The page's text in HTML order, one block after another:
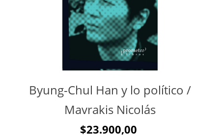
Byung-Chul Han y lo político /
Mavrakis Nicolás
$23.900,00